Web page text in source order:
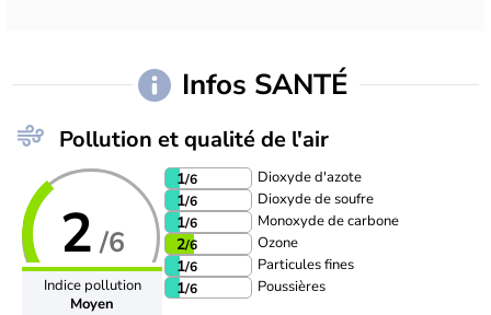
Infos SANTÉ
Pollution et qualité de l'air
2 /6
Indice pollution
Moyen
1/6 Dioxyde d'azote
1/6 Dioxyde de soufre
1/6 Monoxyde de carbone
2/6 Ozone
1/6 Particules fines
1/6 Poussières